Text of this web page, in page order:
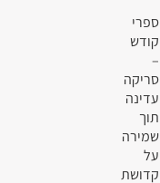
ספרי
קודש
–
סריקה
עדינה
תוך
שמירה
על
קדושת